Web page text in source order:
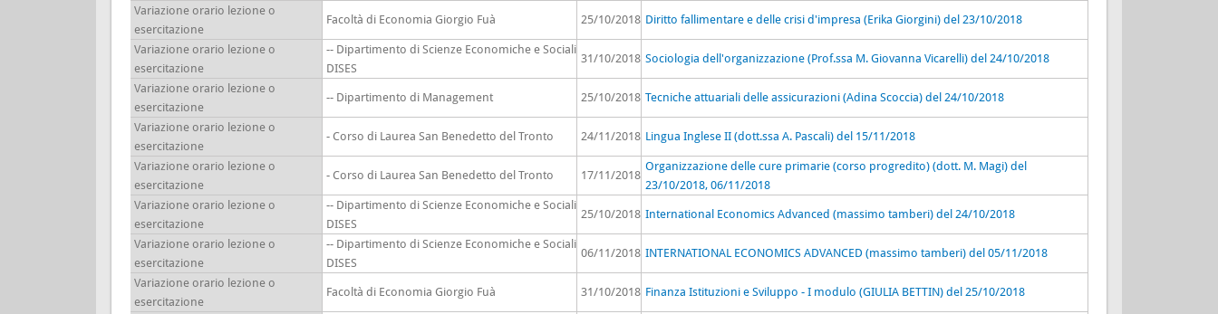
Variazione orario lezione o
esercitazione
Facoltà di Economia Giorgio Fuà 25/10/2018 Diritto fallimentare e delle crisi d'impresa (Erika Giorgini) del 23/10/2018
Variazione orario lezione o
esercitazione
-- Dipartimento di Scienze Economiche e Sociali
DISES
31/10/2018 Sociologia dell'organizzazione (Prof.ssa M. Giovanna Vicarelli) del 24/10/2018
Variazione orario lezione o
esercitazione
-- Dipartimento di Management 25/10/2018 Tecniche attuariali delle assicurazioni (Adina Scoccia) del 24/10/2018
Variazione orario lezione o
esercitazione
- Corso di Laurea San Benedetto del Tronto 24/11/2018 Lingua Inglese II (dott.ssa A. Pascali) del 15/11/2018
Variazione orario lezione o
esercitazione
- Corso di Laurea San Benedetto del Tronto 17/11/2018
Organizzazione delle cure primarie (corso progredito) (dott. M. Magi) del
23/10/2018, 06/11/2018
Variazione orario lezione o
esercitazione
-- Dipartimento di Scienze Economiche e Sociali
DISES
25/10/2018 International Economics Advanced (massimo tamberi) del 24/10/2018
Variazione orario lezione o
esercitazione
-- Dipartimento di Scienze Economiche e Sociali
DISES
06/11/2018 INTERNATIONAL ECONOMICS ADVANCED (massimo tamberi) del 05/11/2018
Variazione orario lezione o
esercitazione
Facoltà di Economia Giorgio Fuà 31/10/2018 Finanza Istituzioni e Sviluppo - I modulo (GIULIA BETTIN) del 25/10/2018